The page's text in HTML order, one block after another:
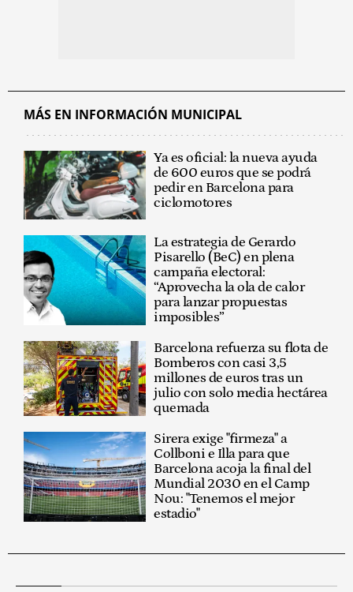
MÁS EN INFORMACIÓN MUNICIPAL
Ya es oficial: la nueva ayuda
de 600 euros que se podrá
pedir en Barcelona para
ciclomotores
La estrategia de Gerardo
Pisarello (BeC) en plena
campaña electoral:
“Aprovecha la ola de calor
para lanzar propuestas
imposibles”
Barcelona refuerza su flota de
Bomberos con casi 3,5
millones de euros tras un
julio con solo media hectárea
quemada
Sirera exige "firmeza" a
Collboni e Illa para que
Barcelona acoja la final del
Mundial 2030 en el Camp
Nou: "Tenemos el mejor
estadio"